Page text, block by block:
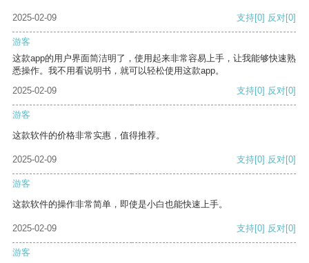
2025-02-09 支持[0] 反对[0]
游客
这款app的用户界面简洁明了，使用起来非常容易上手，让我能够快速熟
悉操作。我不用看说明书，就可以轻松使用这款app。
2025-02-09
支持[0] 反对[0]
游客
这款软件的价格非常实惠，值得推荐。
2025-02-09 支持[0] 反对[0]
游客
这款软件的操作非常简单，即使是小白也能快速上手。
2025-02-09 支持[0] 反对[0]
游客